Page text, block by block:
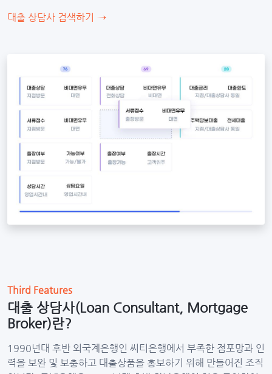
대출 상담사 검색하기 →
Third Features
대출 상담사(Loan Consultant, Mortgage
Broker)란?
1990년대 후반 외국계은행인 씨티은행에서 부족한 점포망과 인
력을 보완 및 보충하고 대출상품을 홍보하기 위해 만들어진 조직